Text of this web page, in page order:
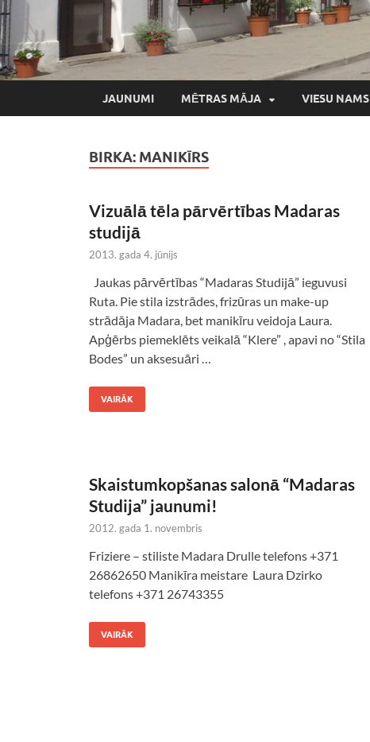
JAUNUMI MĒTRAS MĀJA VIESU NAMS
BIRKA: MANIKĪRS
Vizuālā tēla pārvērtības Madaras
studijā
2013. gada 4. jūnijs
Jaukas pārvērtības “Madaras Studijā” ieguvusi
Ruta. Pie stila izstrādes, frizūras un make-up
strādāja Madara, bet manikīru veidoja Laura.
Apģērbs piemeklēts veikalā “Klere” , apavi no “Stila
Bodes” un aksesuāri …
VAIRĀK
Skaistumkopšanas salonā “Madaras
Studija” jaunumi!
2012. gada 1. novembris
Friziere – stiliste Madara Drulle telefons +371
26862650 Manikīra meistare Laura Dzirko
telefons +371 26743355
VAIRĀK